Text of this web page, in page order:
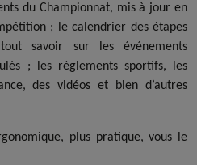
du Championnat, mis à jour en
; le calendrier des étapes
savoir sur les événements
; les règlements sportifs, les
des vidéos et bien d’autres
plus pratique, vous le